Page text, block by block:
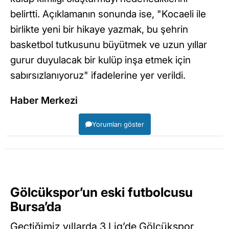
belirtti. Açıklamanın sonunda ise, "Kocaeli ile
birlikte yeni bir hikaye yazmak, bu şehrin
basketbol tutkusunu büyütmek ve uzun yıllar
gurur duyulacak bir kulüp inşa etmek için
sabırsızlanıyoruz" ifadelerine yer verildi.
Haber Merkezi
Yorumları göster
Gölcükspor’un eski futbolcusu
Bursa’da
Geçtiğimiz yıllarda 3.Lig’de Gölcükspor